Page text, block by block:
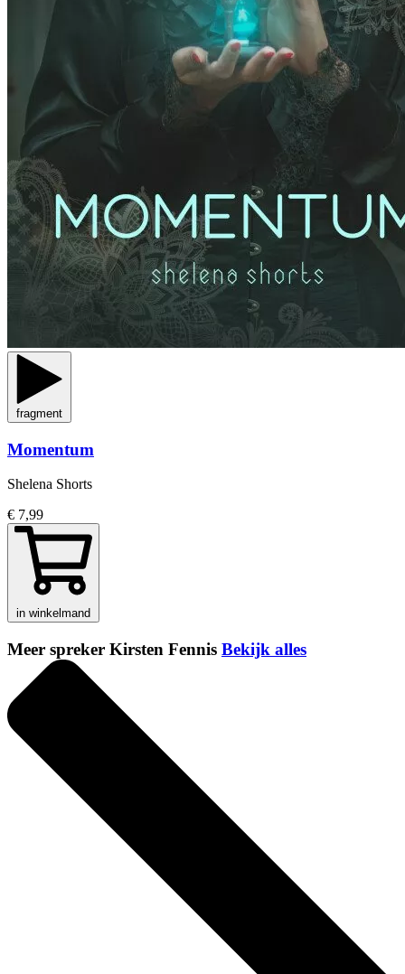
fragment
Momentum
Shelena Shorts
€ 7,99
in winkelmand
Meer spreker Kirsten Fennis Bekijk alles